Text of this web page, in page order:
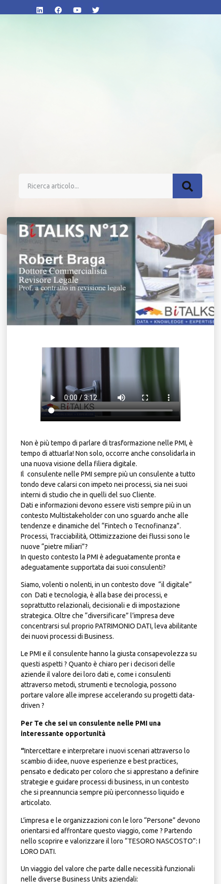
Non è più tempo di parlare di trasformazione nelle PMI, è
tempo di attuarla! Non solo, occorre anche consolidarla in
una nuova visione della filiera digitale.
Il consulente nelle PMI sempre più un consulente a tutto
tondo deve calarsi con impeto nei processi, sia nei suoi
interni di studio che in quelli del suo Cliente.
Dati e informazioni devono essere visti sempre più in un
contesto Multistakeholder con uno sguardo anche alle
tendenze e dinamiche del “Fintech o Tecnofinanza”.
Processi, Tracciabilità, Ottimizzazione dei flussi sono le
nuove “pietre miliari”?
In questo contesto la PMI è adeguatamente pronta e
adeguatamente supportata dai suoi consulenti?
Siamo, volenti o nolenti, in un contesto dove “il digitale”
con Dati e tecnologia, è alla base dei processi, e
soprattutto relazionali, decisionali e di impostazione
strategica. Oltre che “diversificare” l’impresa deve
concentrarsi sul proprio PATRIMONIO DATI, leva abilitante
dei nuovi processi di Business.
Le PMI e il consulente hanno la giusta consapevolezza su
questi aspetti ? Quanto è chiaro per i decisori delle
aziende il valore dei loro dati e, come i consulenti
attraverso metodi, strumenti e tecnologia, possono
portare valore alle imprese accelerando su progetti data-
driven ?
Per Te che sei un consulente nelle PMI una
interessante opportunità
“Intercettare e interpretare i nuovi scenari attraverso lo
scambio di idee, nuove esperienze e best practices,
pensato e dedicato per coloro che si apprestano a definire
strategie e guidare processi di business, in un contesto
che si preannuncia sempre più iperconnesso liquido e
articolato.
L’impresa e le organizzazioni con le loro “Persone” devono
orientarsi ed affrontare questo viaggio, come ? Partendo
nello scoprire e valorizzare il loro “TESORO NASCOSTO”: I
LORO DATI.
Un viaggio del valore che parte dalle necessità funzionali
nelle diverse Business Units aziendali: